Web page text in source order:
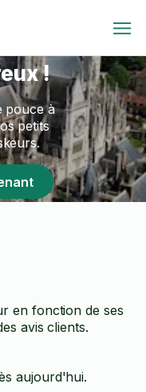
!
pouce à
petits
en fonction de ses
avis clients.
aujourd'hui.